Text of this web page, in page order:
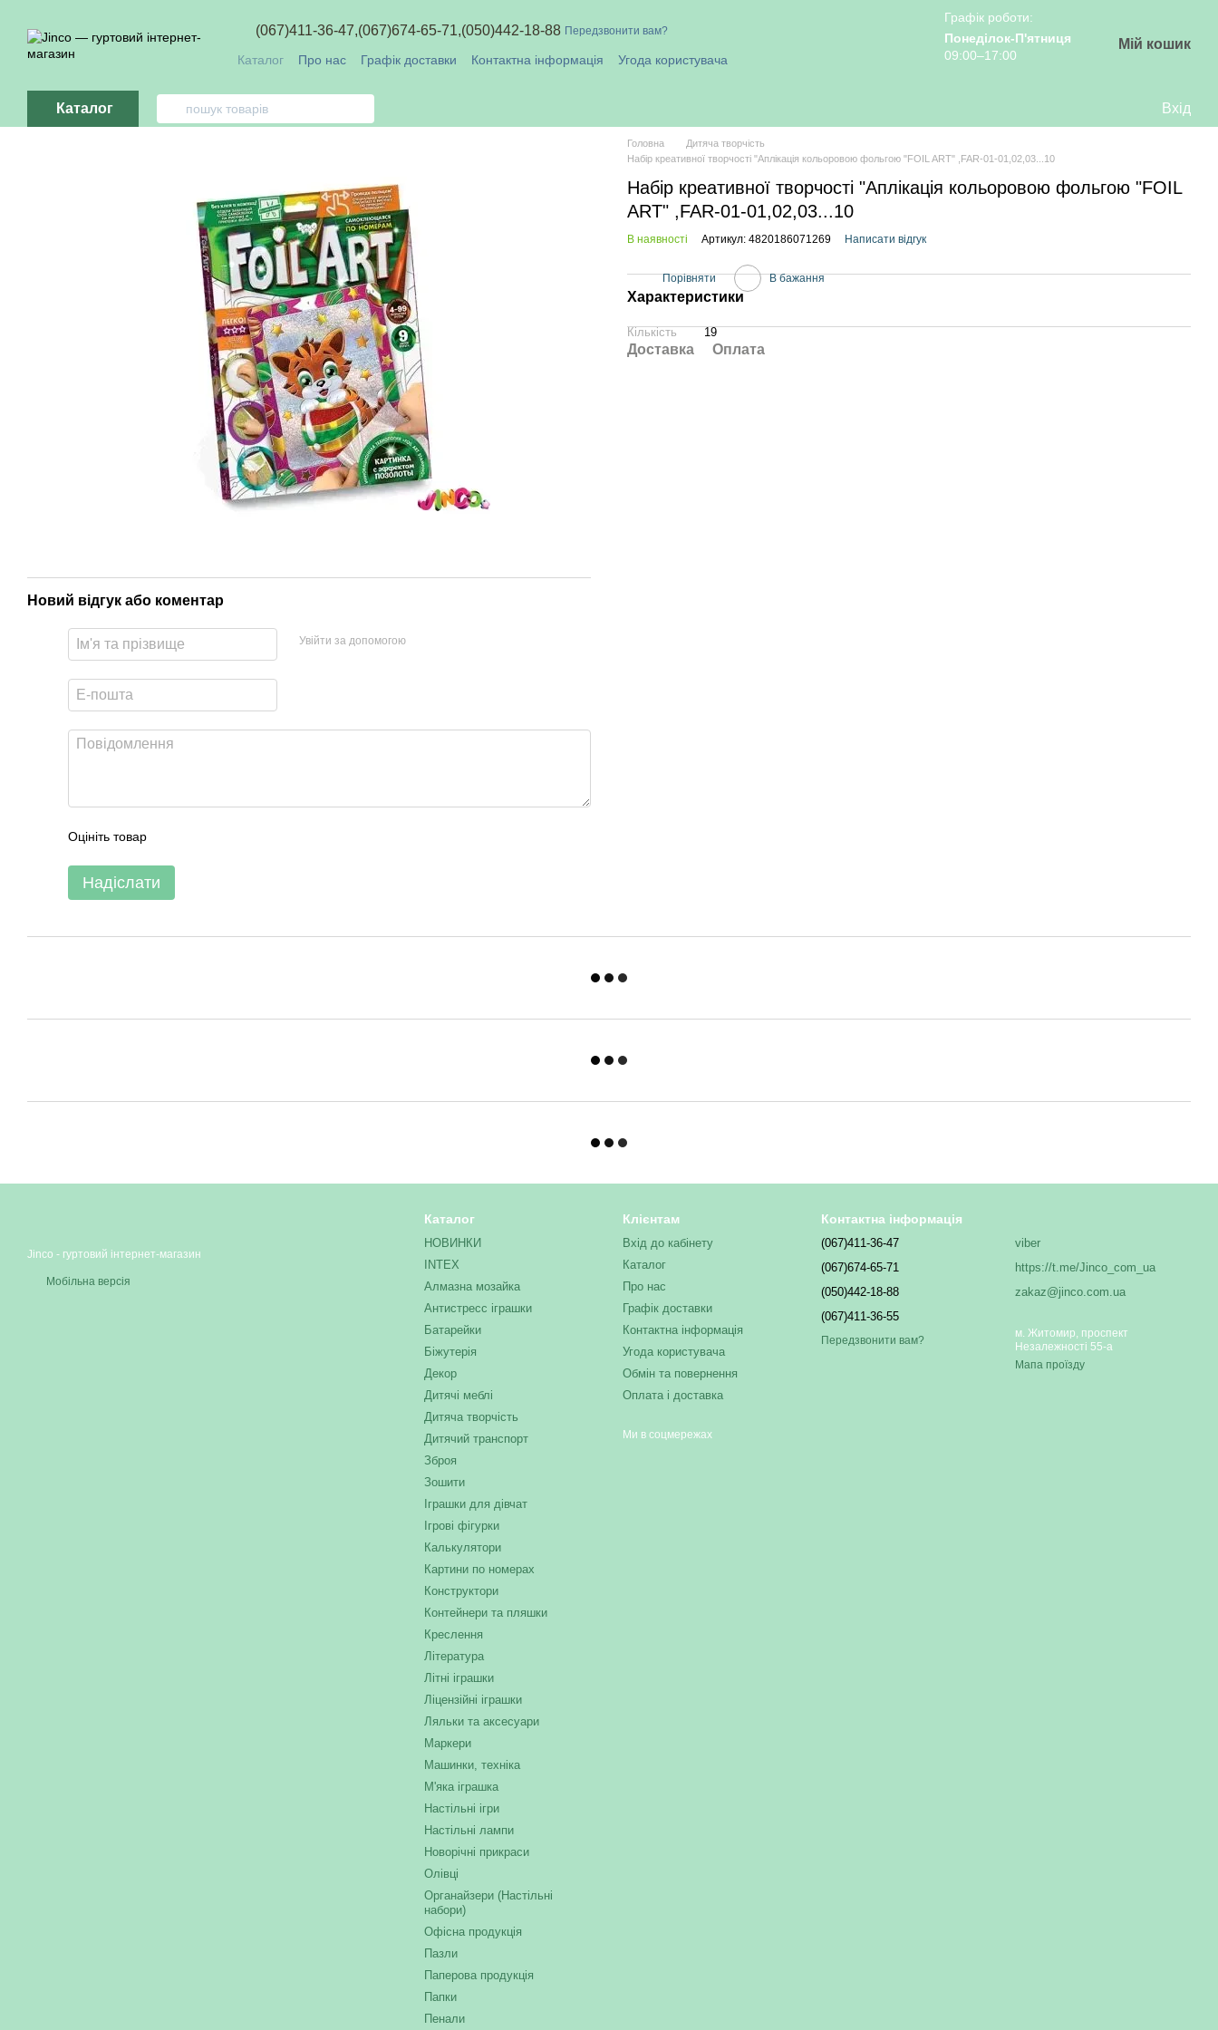
(067)411-36-47,(067)674-65-71,(050)442-18-88 Передзвонити вам?
Каталог Про нас Графік доставки Контактна інформація
Угода користувача
Графік роботи:
Понеділок-П'ятниця
09:00–17:00
Мій кошик
Каталог Вхід
Новий відгук або коментар
Увійти за допомогою
Оцініть товар
Надіслати
Головна
Дитяча творчість
Набір креативної творчості "Аплікація кольоровою фольгою "FOIL ART" ,FAR-01-01,02,03...10
Набір креативної творчості "Аплікація кольоровою фольгою "FOIL
ART" ,FAR-01-01,02,03...10
В наявності Артикул: 4820186071269 Написати відгук
Порівняти В бажання
Характеристики
Кількість 19
Доставка Оплата
Jinco - гуртовий інтернет-магазин
Мобільна версія
Каталог
НОВИНКИ
INTEX
Алмазна мозайка
Антистресс іграшки
Батарейки
Біжутерія
Декор
Дитячі меблі
Дитяча творчість
Дитячий транспорт
Зброя
Зошити
Іграшки для дівчат
Ігрові фігурки
Калькулятори
Картини по номерах
Конструктори
Контейнери та пляшки
Креслення
Література
Літні іграшки
Ліцензійні іграшки
Ляльки та аксесуари
Маркери
Машинки, техніка
М'яка іграшка
Настільні ігри
Настільні лампи
Новорічні прикраси
Олівці
Органайзери (Настільні
набори)
Офісна продукція
Пазли
Паперова продукція
Папки
Пенали
Клієнтам
Вхід до кабінету
Каталог
Про нас
Графік доставки
Контактна інформація
Угода користувача
Обмін та повернення
Оплата і доставка
Ми в соцмережах
Контактна інформація
(067)411-36-47
(067)674-65-71
(050)442-18-88
(067)411-36-55
Передзвонити вам?
viber
https://t.me/Jinco_com_ua
zakaz@jinco.com.ua
м. Житомир, проспект
Незалежності 55-а
Мапа проїзду